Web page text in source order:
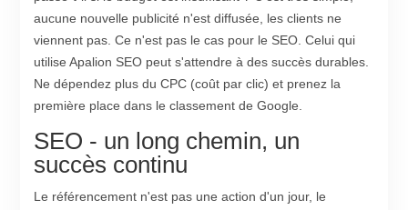
aucune nouvelle publicité n'est diffusée, les clients ne
viennent pas. Ce n'est pas le cas pour le SEO. Celui qui
utilise Apalion SEO peut s'attendre à des succès durables.
Ne dépendez plus du CPC (coût par clic) et prenez la
première place dans le classement de Google.
SEO - un long chemin, un
succès continu
Le référencement n'est pas une action d'un jour, le